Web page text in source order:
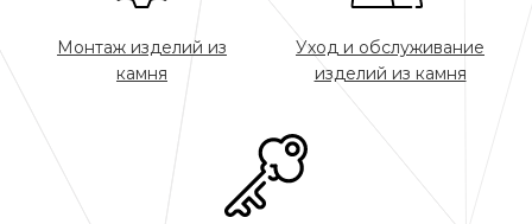
Монтаж изделий из
камня
Уход и обслуживание
изделий из камня